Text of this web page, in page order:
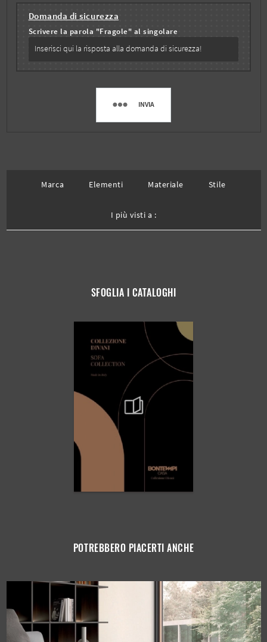
Domanda di sicurezza
Scrivere la parola "Fragole" al singolare
INVIA
Marca Elementi Materiale Stile
I più visti a :
SFOGLIA I CATALOGHI
POTREBBERO PIACERTI ANCHE